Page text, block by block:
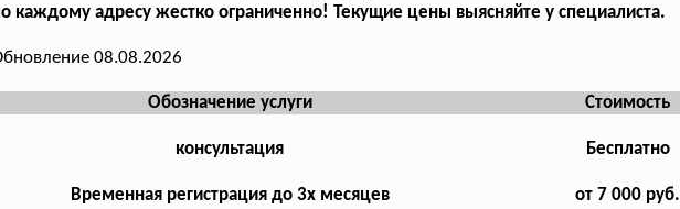
каждому адресу жестко ограниченно! Текущие цены выясняйте у специалиста.
08.08.2026
Обозначение услуги Стоимость
консультация Бесплатно
Временная регистрация до 3х месяцев от 7 000 руб.